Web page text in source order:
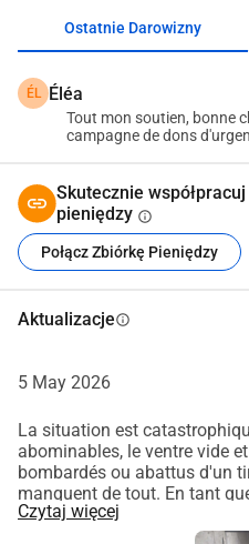
tego czasu i Tareq imponuje
Dziękuję za wsparcie i za
Éléa Ktive
Ostatnie Darowizny
ÉL Éléa
Tout mon soutien, bonne
campagne de dons
Skutecznie
pieniędzy info
Połącz Zbiórkę Pieniędzy
Aktualizacjeinfo
5 May 2026
La situation est
abominables, le ventre vide
bombardés ou abattus d'un
manquent de tout. En tant
tous les jours parcourir des
chercher de l'eau malgré des
Czytaj więcej